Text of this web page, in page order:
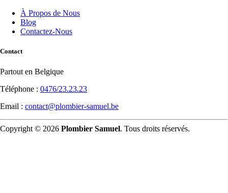
À Propos de Nous
Blog
Contactez-Nous
Contact
Partout en Belgique
Téléphone : 0476/23.23.23
Email : contact@plombier-samuel.be
Copyright © 2026 Plombier Samuel. Tous droits réservés.